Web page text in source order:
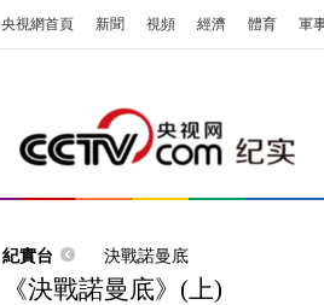
央視網首頁 新聞 視頻 經濟 體育 軍
紀實台 決戰諾曼底
《決戰諾曼底》(上)